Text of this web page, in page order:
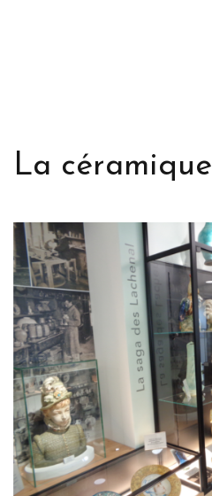
La céramique